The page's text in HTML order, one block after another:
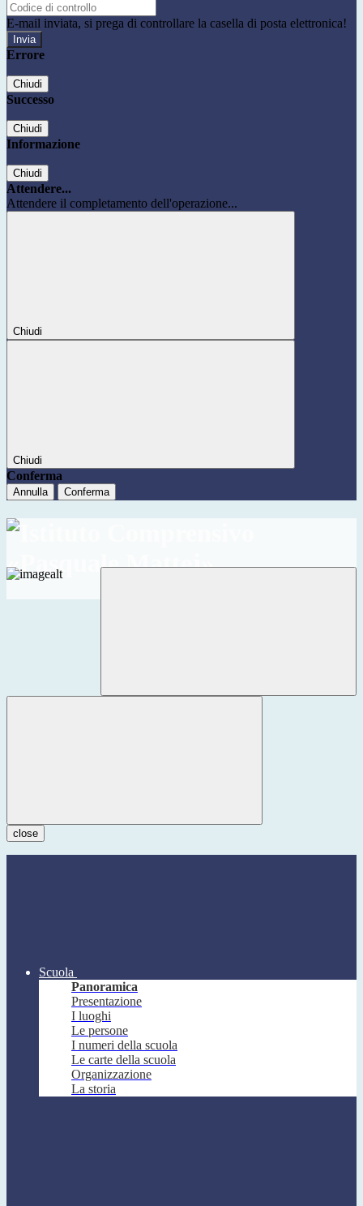
E-mail inviata, si prega di controllare la casella di posta elettronica!
Errore
Chiudi
Successo
Chiudi
Informazione
Chiudi
Attendere...
Attendere il completamento dell'operazione...
Chiudi
Chiudi
Conferma
Annulla Conferma
close
Scuola
Panoramica
Presentazione
I luoghi
Le persone
I numeri della scuola
Le carte della scuola
Organizzazione
La storia